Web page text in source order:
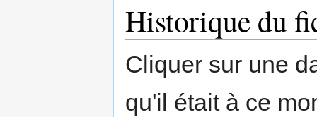
Historique du
Cliquer sur une
qu'il était à ce